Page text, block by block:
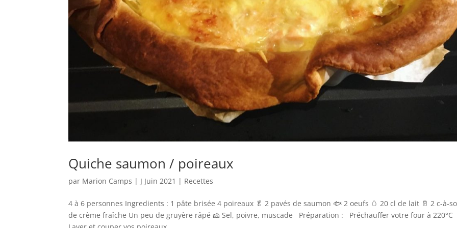
Quiche saumon / poireaux
par Marion Camps | J Juin 2021 | Recettes
4 à 6 personnes Ingredients : 1 pâte brisée 4 poireaux 🥬 2 pavés de saumon 🐟 2 oeufs 🥚 20 cl de lait 🥛 2 c-à-
de crème fraîche Un peu de gruyère râpé 🧀 Sel, poivre, muscade Préparation : Préchauffer votre four à 220°C